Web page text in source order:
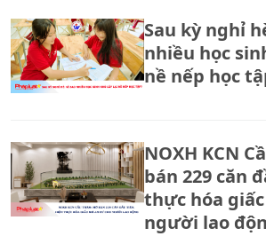
Sau kỳ nghỉ
nhiều học
nề nếp học
NOXH KCN
bán 229 căn
thực hóa
người lao